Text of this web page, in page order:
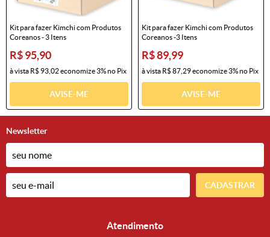
Kit para fazer Kimchi com Produtos
Coreanos - 3 Itens
R$ 95,90
à vista R$ 93,02economize3%no Pix
AVISE-ME
Kit para fazer Kimchi com Produtos
Coreanos -3 Itens
R$ 89,99
à vista R$ 87,29economize3%no Pix
AVISE-ME
Newsletter
CADASTRAR
Atendimento